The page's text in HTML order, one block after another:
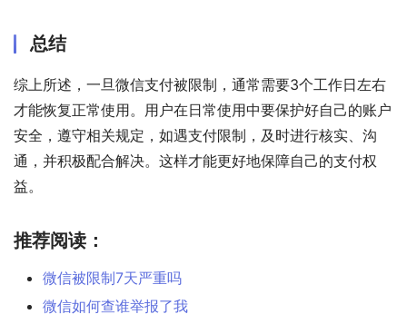
总结
综上所述，一旦微信支付被限制，通常需要3个工作日左右
才能恢复正常使用。用户在日常使用中要保护好自己的账户
安全，遵守相关规定，如遇支付限制，及时进行核实、沟
通，并积极配合解决。这样才能更好地保障自己的支付权
益。
推荐阅读：
微信被限制7天严重吗
微信如何查谁举报了我